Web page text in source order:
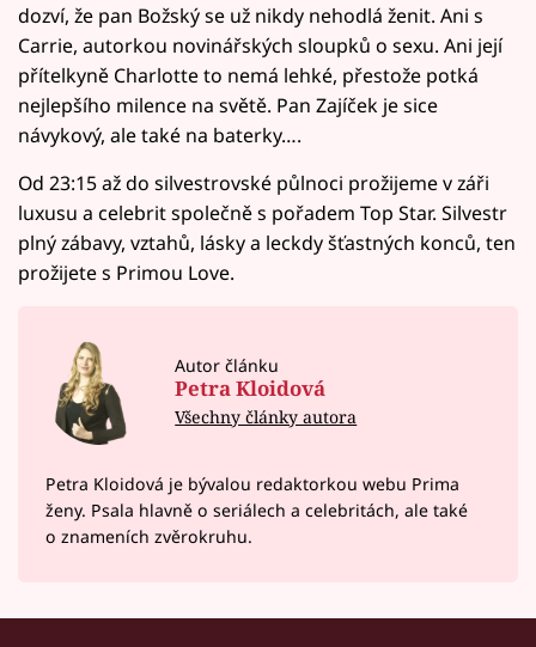
dozví, že pan Božský se už nikdy nehodlá ženit. Ani s
Carrie, autorkou novinářských sloupků o sexu. Ani její
přítelkyně Charlotte to nemá lehké, přestože potká
nejlepšího milence na světě. Pan Zajíček je sice
návykový, ale také na baterky….
Od 23:15 až do silvestrovské půlnoci prožijeme v záři
luxusu a celebrit společně s pořadem Top Star. Silvestr
plný zábavy, vztahů, lásky a leckdy šťastných konců, ten
prožijete s Primou Love.
Autor článku
Petra Kloidová
Všechny články autora
Petra Kloidová je bývalou redaktorkou webu Prima
ženy. Psala hlavně o seriálech a celebritách, ale také
o znameních zvěrokruhu.